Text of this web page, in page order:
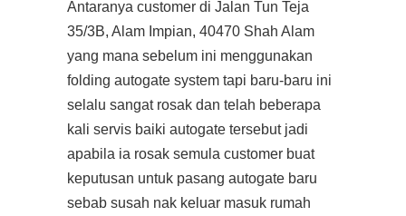
Antaranya customer di Jalan Tun Teja
35/3B, Alam Impian, 40470 Shah Alam
yang mana sebelum ini menggunakan
folding autogate system tapi baru-baru ini
selalu sangat rosak dan telah beberapa
kali servis baiki autogate tersebut jadi
apabila ia rosak semula customer buat
keputusan untuk pasang autogate baru
sebab susah nak keluar masuk rumah